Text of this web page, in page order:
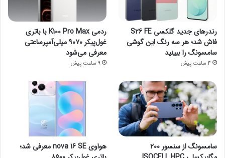
رندرهای جدید گلکسی S26 FE
فاش شد؛ هر سه رنگ این گوشی
سامسونگ را ببینید
4 ساعت پیش
ردمی K100 Pro Max با باتری
غول‌پیکر ۹۰۷۰ میلی‌آمپرساعتی
معرفی می‌شود
9 ساعت پیش
سامسونگ از سنسور ۲۰۰
هواوی nova 16 SE معرفی شد؛